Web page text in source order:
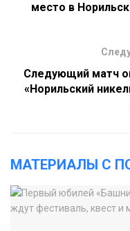
место в
Следующий матч
«Норильский
МАТЕРИАЛЫ С